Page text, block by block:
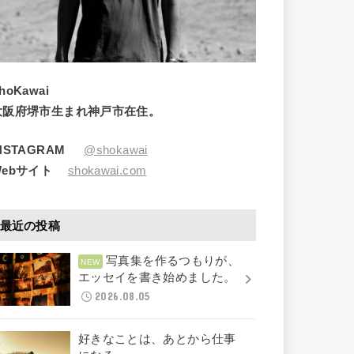
阪府堺市生まれ神戸市在住。
@shokawai
サイト
shokawai.com
最近の投稿
写真集を作るつもりが、
エッセイを書き始めました。
2026.08.05
好きなことは、あとから仕事